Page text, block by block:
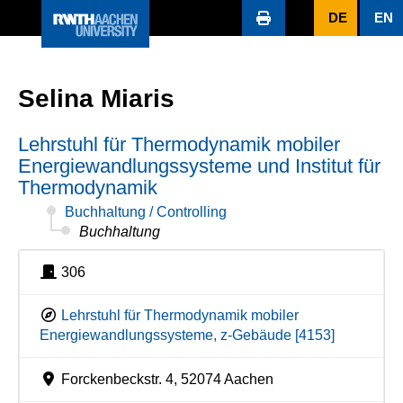
DE EN
Selina Miaris
Lehrstuhl für Thermodynamik mobiler
Energiewandlungssysteme und Institut für
Thermodynamik
Buchhaltung / Controlling
Buchhaltung
306
Lehrstuhl für Thermodynamik mobiler
Energiewandlungssysteme, z-Gebäude [4153]
Forckenbeckstr. 4, 52074 Aachen